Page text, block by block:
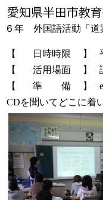
６年 外国語活動「道
【 日時時限 】
【
活用場面 】
【
準 備 】
CDを聞いてどこに着